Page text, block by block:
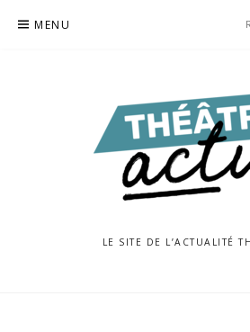
MENU
LE SITE DE L’ACTUALITÉ